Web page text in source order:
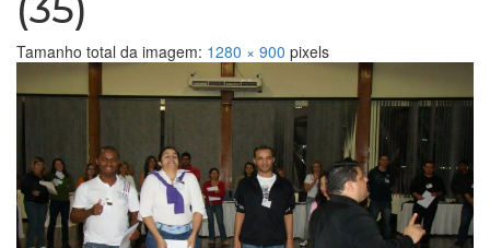
Tamanho total da imagem: 1280 × 900 pixels